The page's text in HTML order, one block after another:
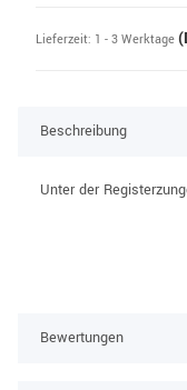
Lieferzeit: 1 - 3 Werktage
Beschreibung
Unter der
Bewertungen